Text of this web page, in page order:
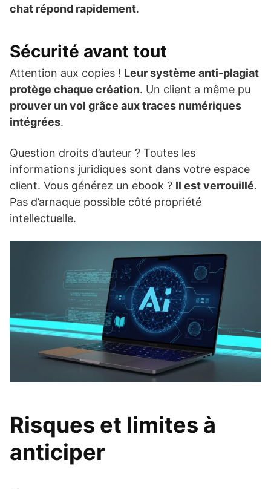
chat répond rapidement.
Sécurité avant tout
Attention aux copies ! Leur système anti-plagiat
protège chaque création. Un client a même pu
prouver un vol grâce aux traces numériques
intégrées.
Question droits d’auteur ? Toutes les
informations juridiques sont dans votre espace
client. Vous générez un ebook ? Il est verrouillé.
Pas d’arnaque possible côté propriété
intellectuelle.
Risques et limites à
anticiper